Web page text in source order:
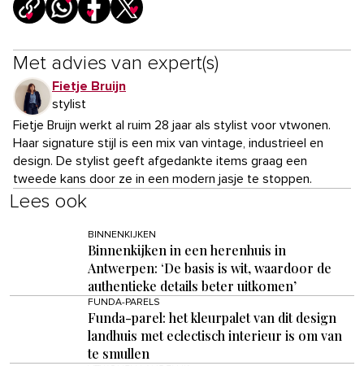
Met advies van expert(s)
Fietje Bruijn
stylist
Fietje Bruijn werkt al ruim 28 jaar als stylist voor vtwonen.
Haar signature stijl is een mix van vintage, industrieel en
design. De stylist geeft afgedankte items graag een
tweede kans door ze in een modern jasje te stoppen.
Lees ook
BINNENKIJKEN
Binnenkijken in een herenhuis in
Antwerpen: ‘De basis is wit, waardoor de
authentieke details beter uitkomen’
FUNDA-PARELS
Funda-parel: het kleurpalet van dit design
landhuis met eclectisch interieur is om van
te smullen